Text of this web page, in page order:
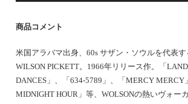
ー
ヤ
商品コメント
米国アラバマ出身、60s サザン・ソウルを代表
WILSON PICKETT。1966年リリース作。「LAND
DANCES」、「634-5789」、「MERCY MERCY
MIDNIGHT HOUR」等、WOLSONの熱いヴォー